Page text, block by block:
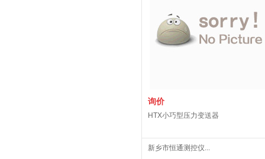
询价
HTX小巧型压力变送器
新乡市恒通测控仪...